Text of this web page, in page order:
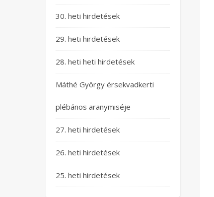
30. heti hirdetések
29. heti hirdetések
28. heti heti hirdetések
Máthé György érsekvadkerti
plébános aranymiséje
27. heti hirdetések
26. heti hirdetések
25. heti hirdetések